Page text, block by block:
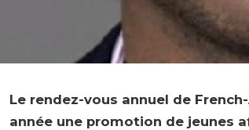
Le rendez-vous annuel de
année une promotion de jeunes